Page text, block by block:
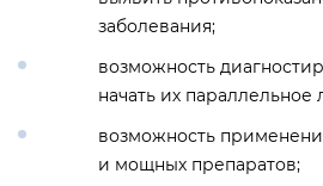
заболевания;
возможность
начать их параллельное
возможность
и мощных препаратов;